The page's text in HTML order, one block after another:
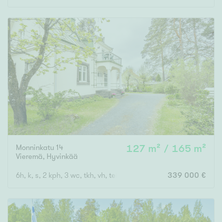
Monninkatu 14
Vieremä, Hyvinkää
127 m² / 165 m²
6h, k, s, 2 kph, 3 wc, tkh, vh, tekn.tila, varastot 339 000 €